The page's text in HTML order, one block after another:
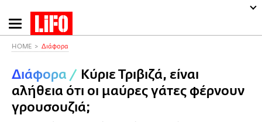
Παράκαμψη
προς
περιεχόμενο
HOME Διάφορα
Διάφορα / Κύριε Τριβιζά, είναι
αλήθεια ότι οι μαύρες γάτες φέρνουν
γρουσουζιά;